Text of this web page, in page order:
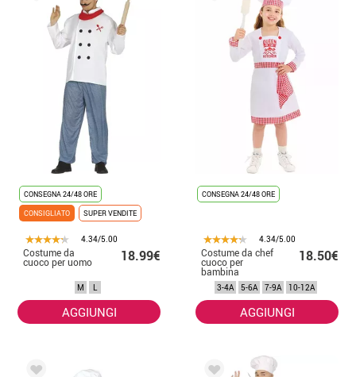
CONSEGNA 24/48 ORE
CONSIGLIATO
SUPER VENDITE
4.34/5.00
Costume da
cuoco per uomo 18.99€
M L
AGGIUNGI
CONSEGNA 24/48 ORE
4.34/5.00
Costume da chef
cuoco per
bambina
18.50€
3-4A 5-6A 7-9A 10-12A
AGGIUNGI